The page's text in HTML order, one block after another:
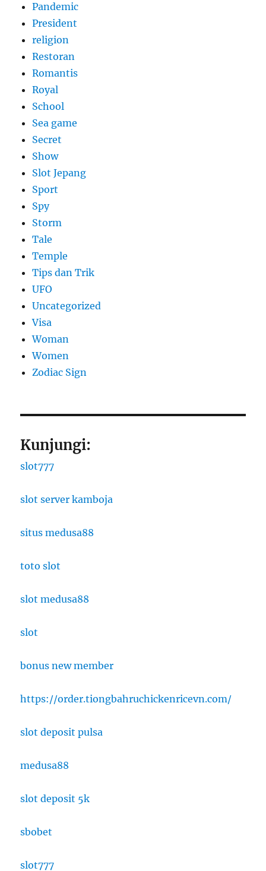
Pandemic
President
religion
Restoran
Romantis
Royal
School
Sea game
Secret
Show
Slot Jepang
Sport
Spy
Storm
Tale
Temple
Tips dan Trik
UFO
Uncategorized
Visa
Woman
Women
Zodiac Sign
Kunjungi:
slot777
slot server kamboja
situs medusa88
toto slot
slot medusa88
slot
bonus new member
https://order.tiongbahruchickenricevn.com/
slot deposit pulsa
medusa88
slot deposit 5k
sbobet
slot777